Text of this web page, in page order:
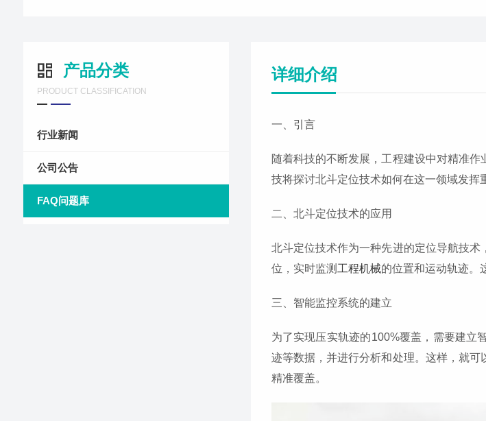
产品分类
PRODUCT CLASSIFICATION
行业新闻
公司公告
FAQ问题库
详细介绍
一、引言
随着科技的不断发展，工程建设中对精准
技将探讨北斗定位技术如何在这一领域发挥
二、北斗定位技术的应用
北斗定位技术作为一种先进的定位导航技
位，实时监测 工程机械的位置和运动轨迹。
三、智能监控系统的建立
为了实现压实轨迹的100%覆盖，需要建立
迹等数据，并进行分析和处理。这样，就
精准覆盖。